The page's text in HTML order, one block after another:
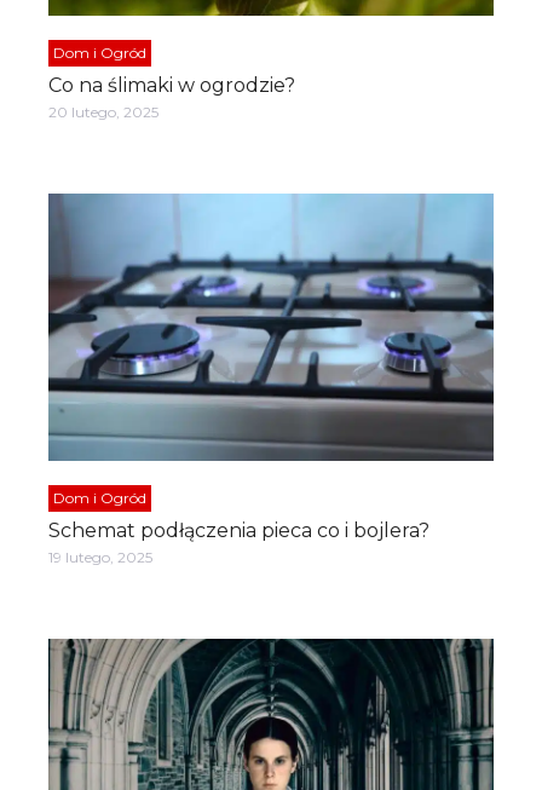
Dom i Ogród
Co na ślimaki w ogrodzie?
20 lutego, 2025
Dom i Ogród
Schemat podłączenia pieca co i bojlera?
19 lutego, 2025